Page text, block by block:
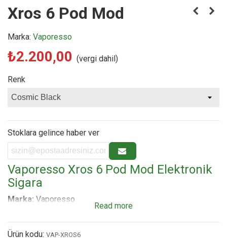
Xros 6 Pod Mod
Marka: Vaporesso
₺2.200,00 (vergi dahil)
Renk
Stoklara gelince haber ver
Vaporesso Xros 6 Pod Mod Elektronik
Sigara
Marka: Vaporesso
Cihaz Türü:Pod Mod Elektronik Sigara
Kullanım Tipi:MTL / RDL
Read more
Ürün kodu: VAP-XROS6